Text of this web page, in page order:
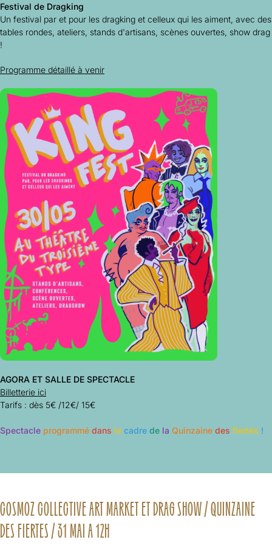
Festival de Dragking
Un festival par et pour les dragking et celleux qui les aiment, avec des
tables rondes, ateliers, stands d'artisans, scènes ouvertes, show drag
!
Programme détaillé à venir
AGORA ET SALLE DE SPECTACLE
Billetterie ici
Tarifs : dès 5€ /12€/ 15€
Spectacle programmé dans le cadre de la Quinzaine des fiertés !
COSMOZ COLLECTIVE ART MARKET ET DRAG SHOW / QUINZAINE
DES FIERTES / 31 MAI A 12H